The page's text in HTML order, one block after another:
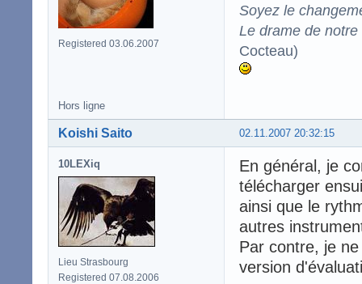
Registered 03.06.2007
Soyez le
Le drame de
Cocteau)
Hors ligne
02.11.2007 20:32:15
Koishi Saito
10LEXiq
Lieu Strasbourg
Registered 07.08.2006
En général, je
télécharger
ainsi que le
autres
Par contre, je
version